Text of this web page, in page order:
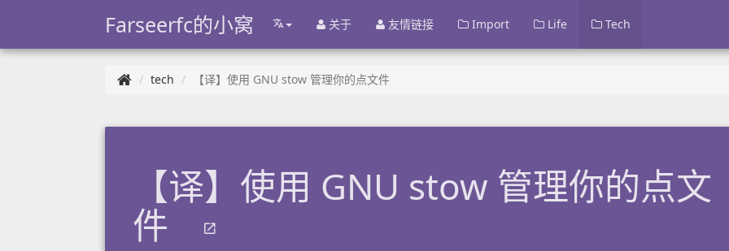
Farseerfc的小窝 关于 友情链接 Import Life Tech
tech 【译】使用 GNU stow 管理你的点文件
【译】使用 GNU stow 管理你的点文
件